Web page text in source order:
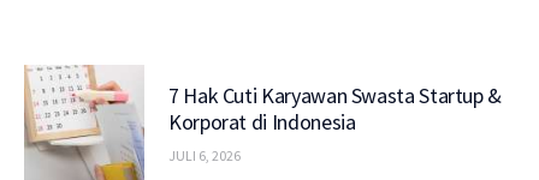
7 Hak Cuti Karyawan Swasta Startup &
Korporat di Indonesia
JULI 6, 2026